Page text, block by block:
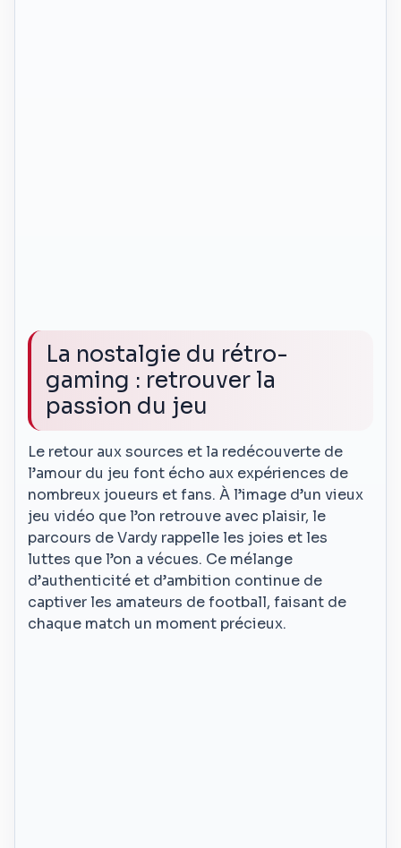
La nostalgie du rétro-
gaming : retrouver la
passion du jeu
Le retour aux sources et la redécouverte de
l’amour du jeu font écho aux expériences de
nombreux joueurs et fans. À l’image d’un vieux
jeu vidéo que l’on retrouve avec plaisir, le
parcours de Vardy rappelle les joies et les
luttes que l’on a vécues. Ce mélange
d’authenticité et d’ambition continue de
captiver les amateurs de football, faisant de
chaque match un moment précieux.